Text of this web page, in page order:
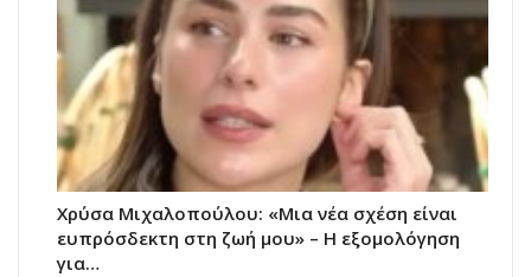
Χρύσα Μιχαλοπούλου: «Μια νέα σχέση είναι
ευπρόσδεκτη στη ζωή μου» – Η εξομολόγηση
για…